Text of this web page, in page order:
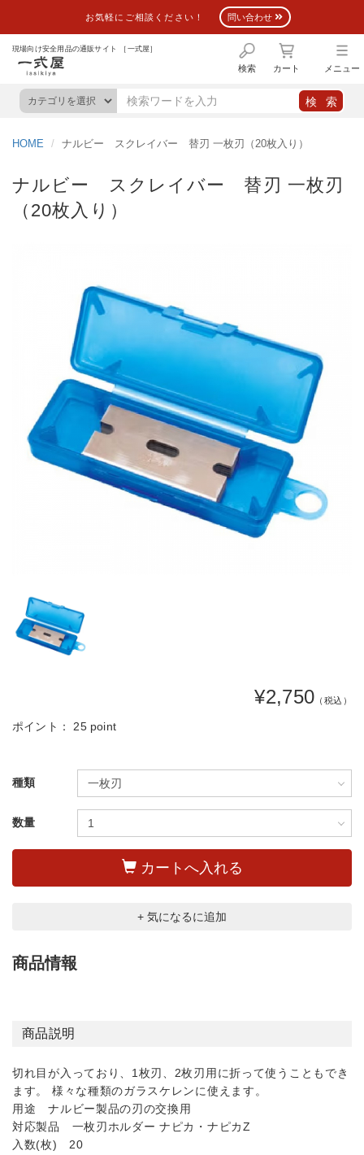
お気軽にご相談ください！ 問い合わせ
現場向け安全用品の通販サイト ［一式屋］
検索 カート メニュー
HOME ナルビー スクレイバー 替刃 一枚刃（20枚入り）
ナルビー スクレイバー 替刃 一枚刃
（20枚入り）
¥2,750 （税込）
ポイント：25 point
種類
数量
カートへ入れる
+ 気になるに追加
商品情報
商品説明
切れ目が入っており、1枚刃、2枚刃用に折って使うこともでき
ます。 様々な種類のガラスケレンに使えます。
用途 ナルビー製品の刃の交換用
対応製品 一枚刃ホルダー ナピカ・ナピカZ
入数(枚) 20